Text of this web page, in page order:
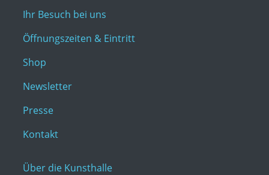
Ihr Besuch bei uns
Öffnungszeiten & Eintritt
Shop
Newsletter
Presse
Kontakt
Über die Kunsthalle